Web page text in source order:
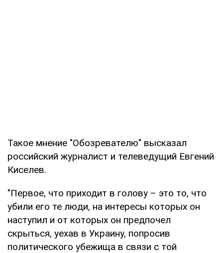
Такое мнение "Обозревателю" высказал
российский журналист и телеведущий Евгений
Киселев.
"Первое, что приходит в голову – это то, что
убили его те люди, на интересы которых он
наступил и от которых он предпочел
скрыться, уехав в Украину, попросив
политического убежища в связи с той